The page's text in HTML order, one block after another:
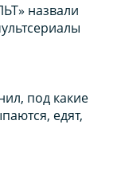
назвали
под какие
едят,